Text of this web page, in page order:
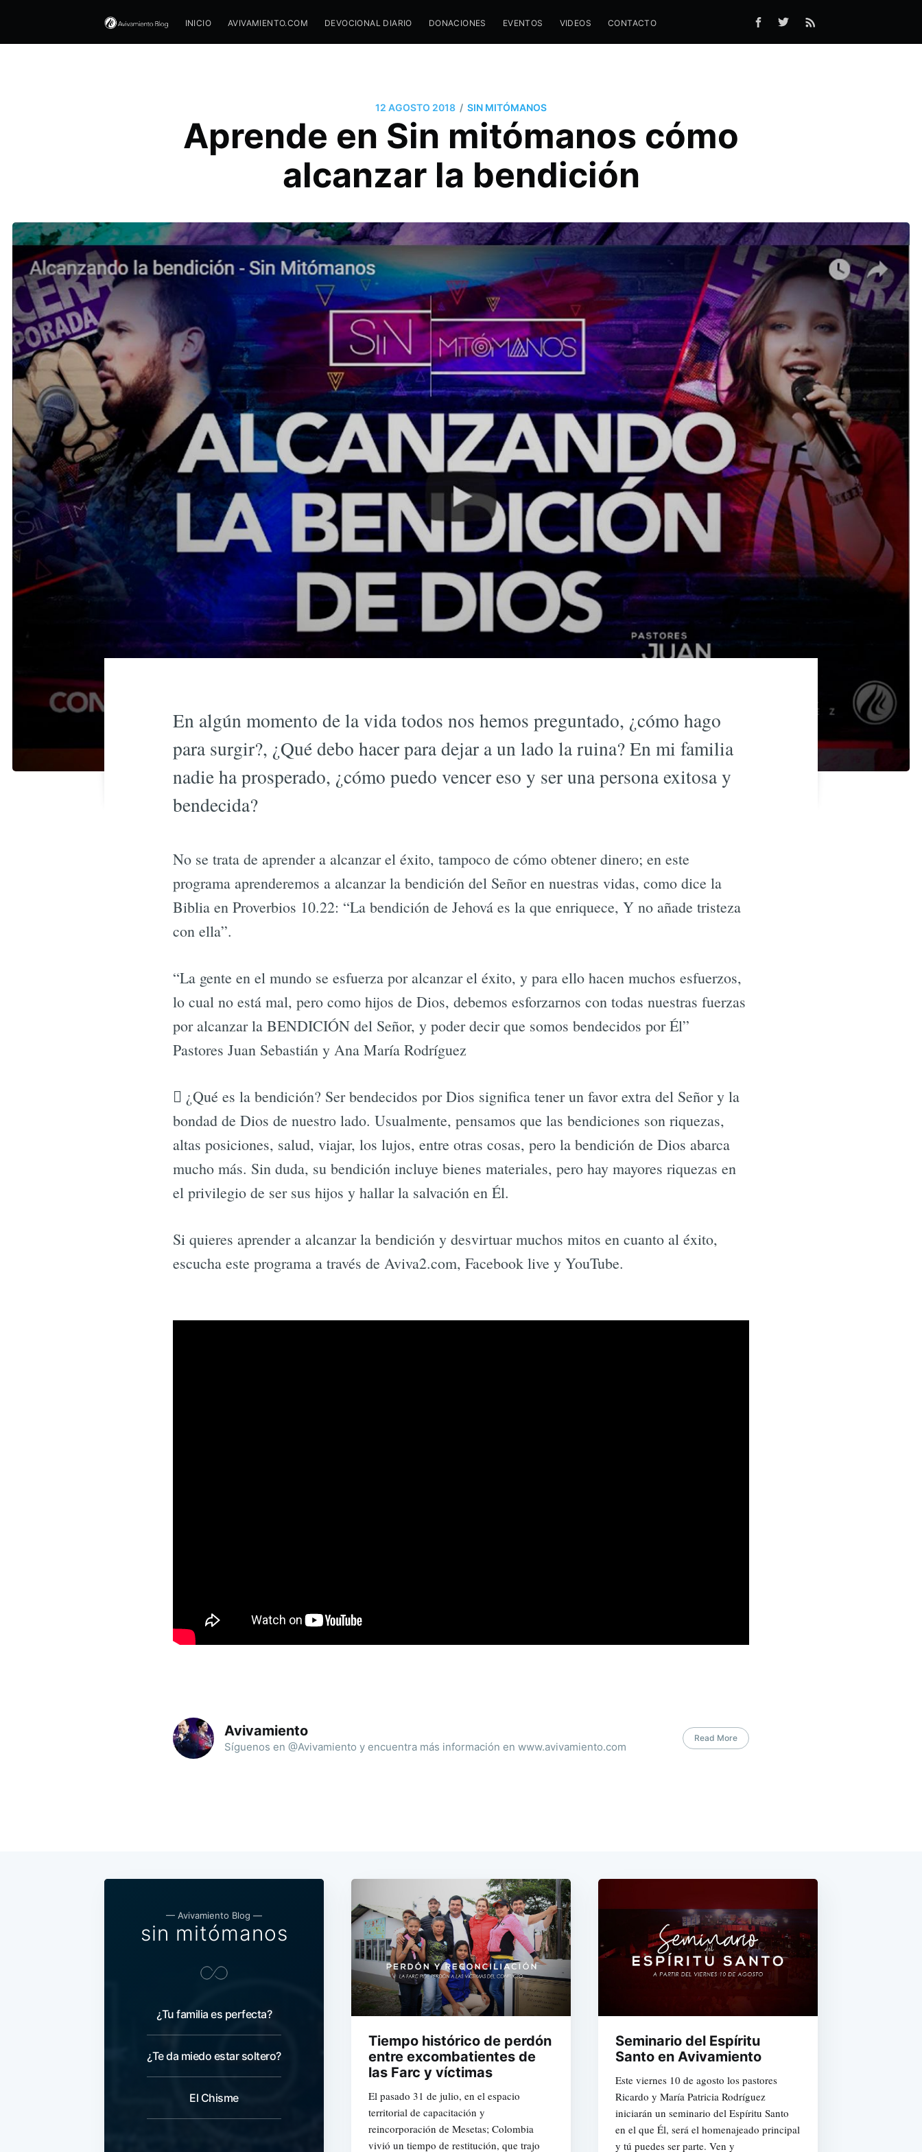
INICIO AVIVAMIENTO.COM DEVOCIONAL DIARIO DONACIONES EVENTOS VIDEOS CONTACTO
12 AGOSTO 2018 / SIN MITÓMANOS
Aprende en Sin mitómanos cómo
alcanzar la bendición
En algún momento de la vida todos nos hemos preguntado, ¿cómo hago
para surgir?, ¿Qué debo hacer para dejar a un lado la ruina? En mi familia
nadie ha prosperado, ¿cómo puedo vencer eso y ser una persona exitosa y
bendecida?
No se trata de aprender a alcanzar el éxito, tampoco de cómo obtener dinero; en este
programa aprenderemos a alcanzar la bendición del Señor en nuestras vidas, como dice la
Biblia en Proverbios 10.22: “La bendición de Jehová es la que enriquece, Y no añade tristeza
con ella”.
“La gente en el mundo se esfuerza por alcanzar el éxito, y para ello hacen muchos esfuerzos,
lo cual no está mal, pero como hijos de Dios, debemos esforzarnos con todas nuestras fuerzas
por alcanzar la BENDICIÓN del Señor, y poder decir que somos bendecidos por Él”
Pastores Juan Sebastián y Ana María Rodríguez
 ¿Qué es la bendición? Ser bendecidos por Dios significa tener un favor extra del Señor y la
bondad de Dios de nuestro lado. Usualmente, pensamos que las bendiciones son riquezas,
altas posiciones, salud, viajar, los lujos, entre otras cosas, pero la bendición de Dios abarca
mucho más. Sin duda, su bendición incluye bienes materiales, pero hay mayores riquezas en
el privilegio de ser sus hijos y hallar la salvación en Él.
Si quieres aprender a alcanzar la bendición y desvirtuar muchos mitos en cuanto al éxito,
escucha este programa a través de Aviva2.com, Facebook live y YouTube.
Avivamiento
Síguenos en @Avivamiento y encuentra más información en www.avivamiento.com
Read More
— Avivamiento Blog —
sin mitómanos
¿Tu familia es perfecta?
¿Te da miedo estar soltero?
El Chisme
Tiempo histórico de perdón
entre excombatientes de
las Farc y víctimas
El pasado 31 de julio, en el espacio
territorial de capacitación y
reincorporación de Mesetas; Colombia
vivió un tiempo de restitución, que trajo
Seminario del Espíritu
Santo en Avivamiento
Este viernes 10 de agosto los pastores
Ricardo y María Patricia Rodríguez
iniciarán un seminario del Espíritu Santo
en el que Él, será el homenajeado principal
y tú puedes ser parte. Ven y